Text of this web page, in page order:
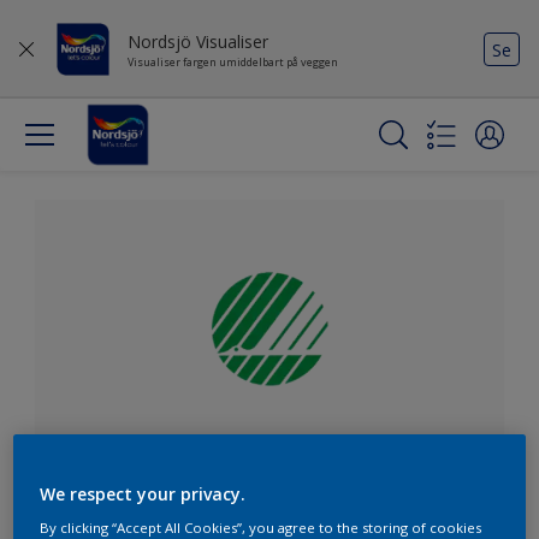
Nordsjö Visualiser
Visualiser fargen umiddelbart på veggen
Se
We respect your privacy.
By clicking “Accept All Cookies”, you agree to the storing of cookies